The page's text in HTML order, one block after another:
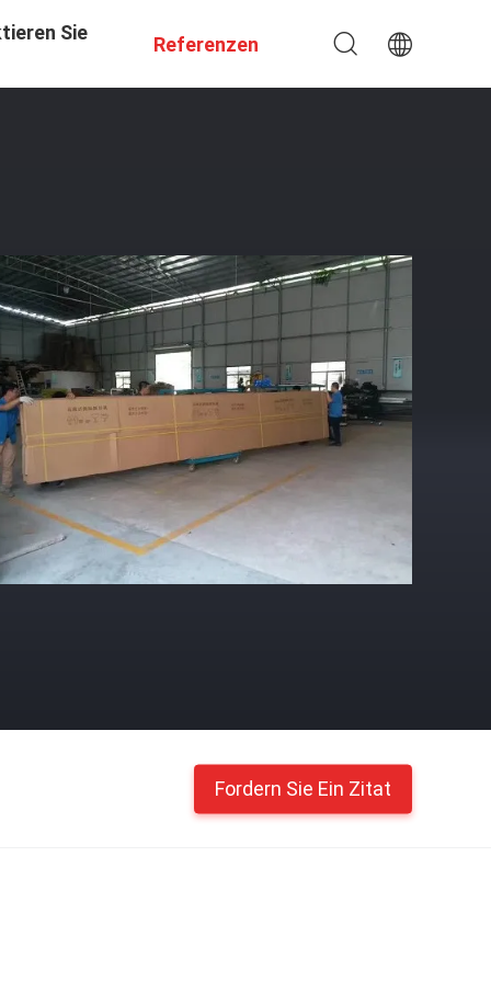
Sie
Referenzen
Fordern Sie Ein Zitat